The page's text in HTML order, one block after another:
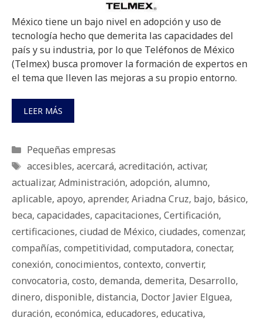
México tiene un bajo nivel en adopción y uso de
tecnología hecho que demerita las capacidades del
país y su industria, por lo que Teléfonos de México
(Telmex) busca promover la formación de expertos en
el tema que lleven las mejoras a su propio entorno.
LEER MÁS
Categorías
Pequeñas empresas
Etiquetas
accesibles, acercará, acreditación, activar,
actualizar, Administración, adopción, alumno,
aplicable, apoyo, aprender, Ariadna Cruz, bajo, básico,
beca, capacidades, capacitaciones, Certificación,
certificaciones, ciudad de México, ciudades, comenzar,
compañías, competitividad, computadora, conectar,
conexión, conocimientos, contexto, convertir,
convocatoria, costo, demanda, demerita, Desarrollo,
dinero, disponible, distancia, Doctor Javier Elguea,
duración, económica, educadores, educativa,